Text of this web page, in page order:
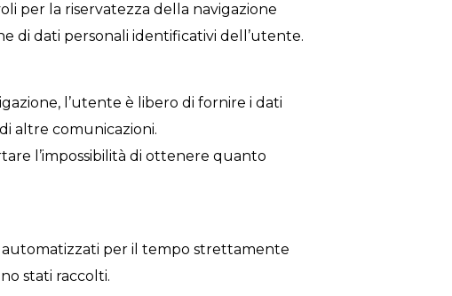
per la riservatezza della navigazione
di dati personali identificativi dell’utente.
l’utente è libero di fornire i dati
altre comunicazioni.
l’impossibilità di ottenere quanto
per il tempo strettamente
stati raccolti.